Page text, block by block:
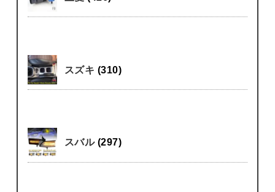
スズキ (310)
スバル (297)